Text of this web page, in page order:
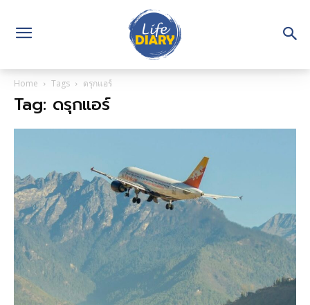
Home Tags ดรุกแอร์
Tag: ดรุกแอร์